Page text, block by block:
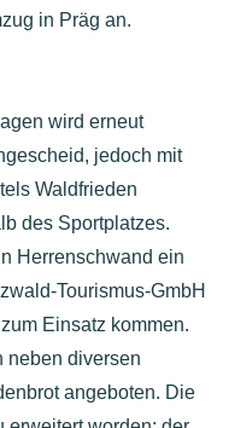
in Präg an.
wird erneut
jedoch mit
Waldfrieden
des Sportplatzes.
Herrenschwand ein
Tourismus-GmbH
Einsatz kommen.
neben diversen
angeboten. Die